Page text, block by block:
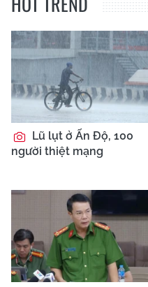
Lũ lụt ở Ấn Độ, 100
người thiệt mạng